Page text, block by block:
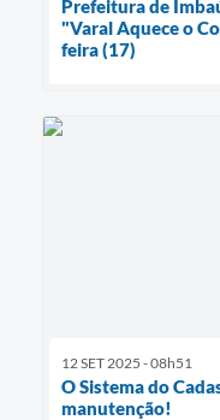
Prefeitura de
"Varal Aquece o
feira (17)
12 SET 2025 - 08h51
O Sistema do
manutenção!